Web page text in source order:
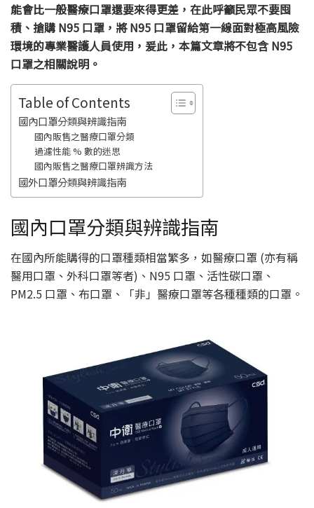
能會比一般醫療口罩還要來得更差，在此呼籲民眾不要囤
積、搶購 N95 口罩，將 N95 口罩留給第一線面對極高風險
環境的專業醫護人員使用，爰此，本篇文章將不包含 N95
口罩之相關說明。
Table of Contents
國內口罩分類與辨識指南
國內販售之醫療口罩分類
過濾性能 % 數的迷思
國內販售之醫療口罩辨識方法
國外口罩分類與辨識指南
國內口罩分類與辨識指南
在國內所能購得的口罩種類相當繁多，如醫療口罩 (亦有稱
醫用口罩、外科口罩等者)、N95 口罩、活性碳口罩、
PM2.5 口罩、布口罩、「非」醫療口罩等各種種類的口罩。